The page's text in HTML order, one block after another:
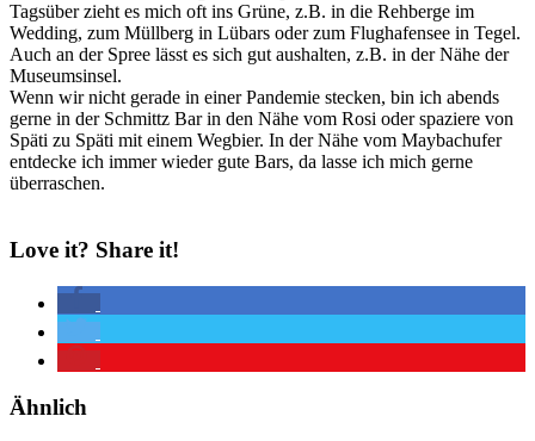
Tagsüber zieht es mich oft ins Grüne, z.B. in die Rehberge im
Wedding, zum Müllberg in Lübars oder zum Flughafensee in Tegel.
Auch an der Spree lässt es sich gut aushalten, z.B. in der Nähe der
Museumsinsel.
Wenn wir nicht gerade in einer Pandemie stecken, bin ich abends
gerne in der Schmittz Bar in den Nähe vom Rosi oder spaziere von
Späti zu Späti mit einem Wegbier. In der Nähe vom Maybachufer
entdecke ich immer wieder gute Bars, da lasse ich mich gerne
überraschen.
Love it? Share it!
Ähnlich